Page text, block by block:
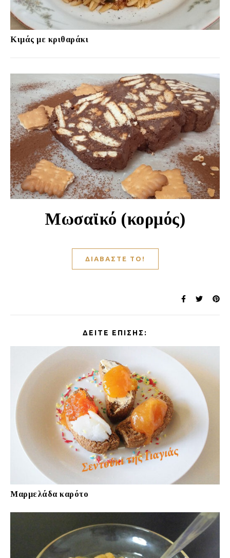
Κιμάς με κριθαράκι
Μωσαϊκό (κορμός)
ΔΙΑΒΆΣΤΕ ΤΟ!
ΔΕΊΤΕ ΕΠΊΣΗΣ:
Μαρμελάδα καρότο